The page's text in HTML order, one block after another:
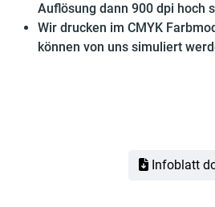
Auflösung dann 900 dpi hoch
Wir drucken im CMYK
können von uns simuliert
Infoblatt